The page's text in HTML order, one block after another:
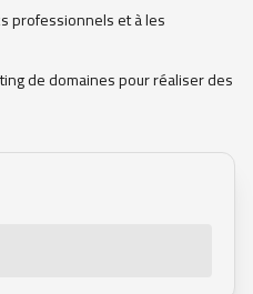
professionnels et à les
de domaines pour réaliser des